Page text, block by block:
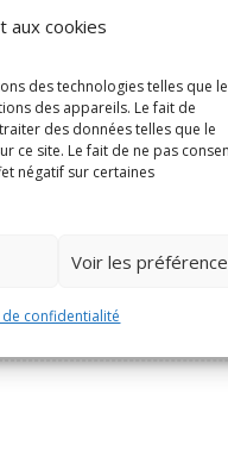
aux cookies
des technologies telles que
des appareils. Le fait de
des données telles que le
ce site. Le fait de ne pas
négatif sur certaines
Voir les
confidentialité